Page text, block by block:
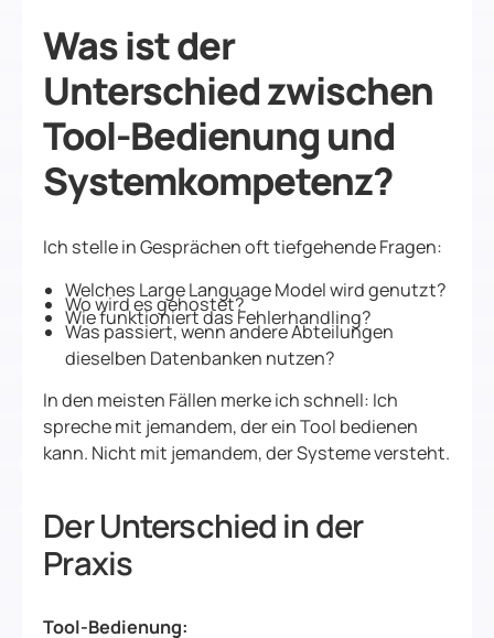
Was ist der
Unterschied zwischen
Tool-Bedienung und
Systemkompetenz?
Ich stelle in Gesprächen oft tiefgehende Fragen:
Welches Large Language Model wird genutzt?
Wo wird es gehostet?
Wie funktioniert das Fehlerhandling?
Was passiert, wenn andere Abteilungen
dieselben Datenbanken nutzen?
In den meisten Fällen merke ich schnell: Ich
spreche mit jemandem, der ein Tool bedienen
kann. Nicht mit jemandem, der Systeme versteht.
Der Unterschied in der
Praxis
Tool-Bedienung: